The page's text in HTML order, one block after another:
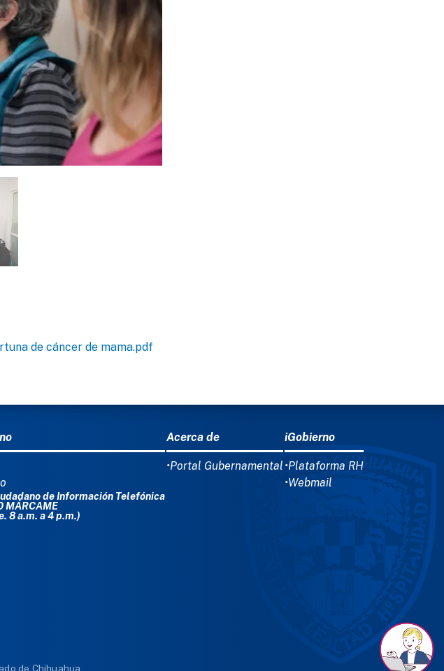
de cáncer de mama.pdf
de Información Telefónica
MÁRCAME
8 a.m. a 4 p.m.)
Acerca de
•Portal Gubernamental
iGobierno
•Plataforma RH
•Webmail
de Chihuahua